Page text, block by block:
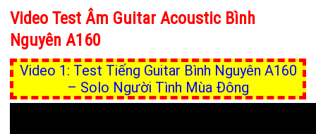
Video Test Âm Guitar Acoustic Bình
Nguyên A160
Video 1: Test Tiếng Guitar Bình Nguyên A160
– Solo Người Tình Mùa Đông